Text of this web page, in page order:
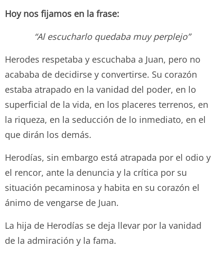
Hoy nos fijamos en la frase:
“Al escucharlo quedaba muy perplejo”
Herodes respetaba y escuchaba a Juan, pero no
acababa de decidirse y convertirse. Su corazón
estaba atrapado en la vanidad del poder, en lo
superficial de la vida, en los placeres terrenos, en
la riqueza, en la seducción de lo inmediato, en el
que dirán los demás.
Herodías, sin embargo está atrapada por el odio y
el rencor, ante la denuncia y la crítica por su
situación pecaminosa y habita en su corazón el
ánimo de vengarse de Juan.
La hija de Herodías se deja llevar por la vanidad
de la admiración y la fama.